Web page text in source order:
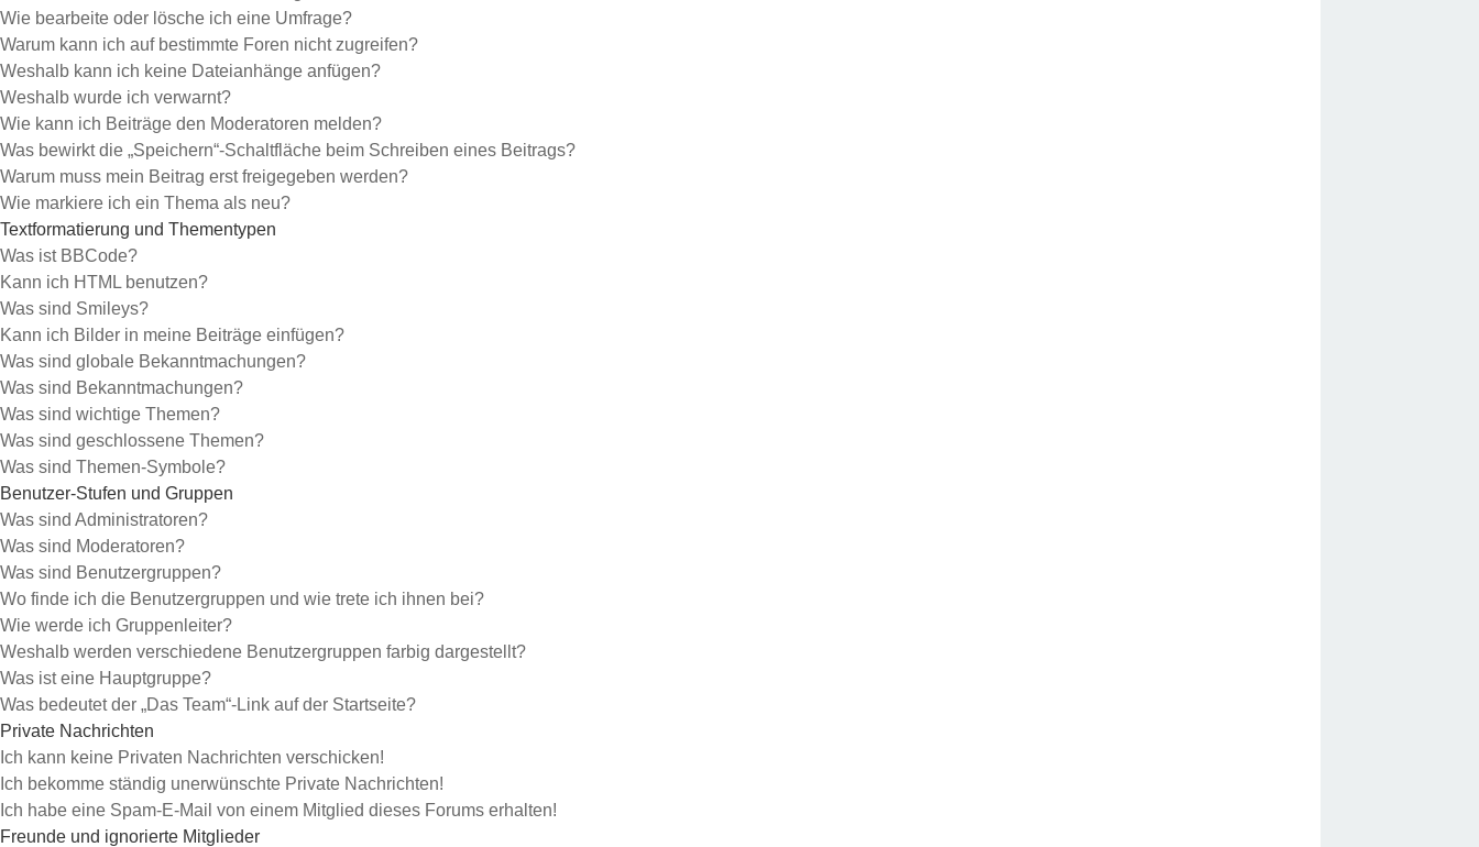
Wie bearbeite oder lösche ich eine Umfrage?
Warum kann ich auf bestimmte Foren nicht zugreifen?
Weshalb kann ich keine Dateianhänge anfügen?
Weshalb wurde ich verwarnt?
Wie kann ich Beiträge den Moderatoren melden?
Was bewirkt die „Speichern“-Schaltfläche beim Schreiben eines Beitrags?
Warum muss mein Beitrag erst freigegeben werden?
Wie markiere ich ein Thema als neu?
Textformatierung und Thementypen
Was ist BBCode?
Kann ich HTML benutzen?
Was sind Smileys?
Kann ich Bilder in meine Beiträge einfügen?
Was sind globale Bekanntmachungen?
Was sind Bekanntmachungen?
Was sind wichtige Themen?
Was sind geschlossene Themen?
Was sind Themen-Symbole?
Benutzer-Stufen und Gruppen
Was sind Administratoren?
Was sind Moderatoren?
Was sind Benutzergruppen?
Wo finde ich die Benutzergruppen und wie trete ich ihnen bei?
Wie werde ich Gruppenleiter?
Weshalb werden verschiedene Benutzergruppen farbig dargestellt?
Was ist eine Hauptgruppe?
Was bedeutet der „Das Team“-Link auf der Startseite?
Private Nachrichten
Ich kann keine Privaten Nachrichten verschicken!
Ich bekomme ständig unerwünschte Private Nachrichten!
Ich habe eine Spam-E-Mail von einem Mitglied dieses Forums erhalten!
Freunde und ignorierte Mitglieder